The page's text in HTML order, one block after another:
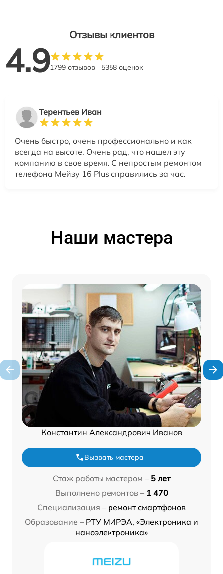
Отзывы клиентов
4.91799 отзывов 5358 оценок
Терентьев Иван
Очень быстро, очень профессионально и как
всегда на высоте. Очень рад, что нашел эту
компанию в свое время. С непростым ремонтом
телефона Мейзу 16 Plus справились за час.
Наши мастера
Константин Александрович Иванов
Вызвать мастера
Стаж работы мастером – 5 лет
Выполнено ремонтов – 1 470
Специализация – ремонт смартфонов
Образование – РТУ МИРЭА, «Электроника и
наноэлектроника»